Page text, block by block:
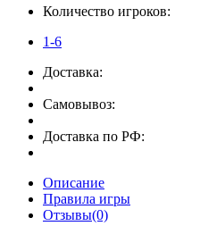
Количество игроков:
1-6
Доставка:
Самовывоз:
Доставка по РФ:
Описание
Правила игры
Отзывы(0)